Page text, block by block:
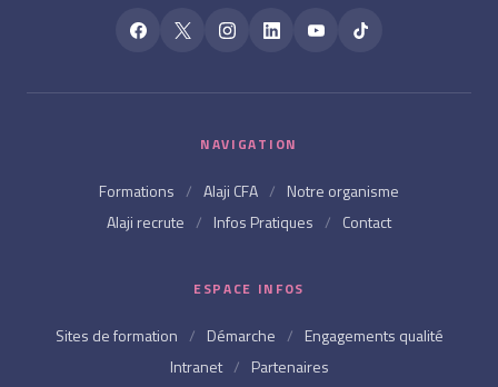
NAVIGATION
Formations / Alaji CFA / Notre organisme
Alaji recrute / Infos Pratiques / Contact
ESPACE INFOS
Sites de formation / Démarche / Engagements qualité
Intranet / Partenaires